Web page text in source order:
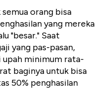
orang bisa
yang mereka
"besar." Saat
yang pas-pasan,
upah minimum rata-
baginya untuk bisa
50% penghasilan